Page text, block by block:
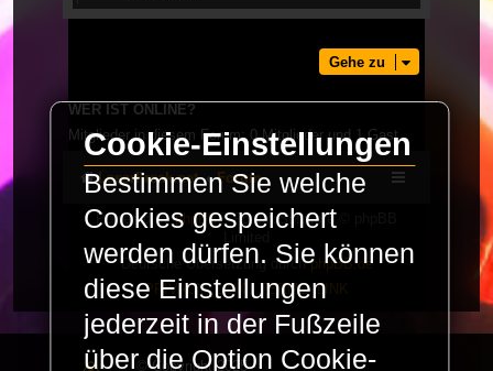
Gehe zu
WER IST ONLINE?
Mitglieder in diesem Forum: 0 Mitglieder und 1 Gast
LaserFreak.net Forum
Powered byphpBB® Forum Software © phpBB
Limited
Deutsche Übersetzung durchphpBB.de
PRIVACY_LINK
TERMS_LINK
© Copyright 2025 -
Cookie-Einstellungen
Bestimmen Sie welche
Cookies gespeichert
werden dürfen. Sie können
diese Einstellungen
jederzeit in der Fußzeile
über die Option Cookie-